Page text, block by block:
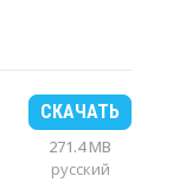
СКАЧАТЬ
271.4 MB
русский